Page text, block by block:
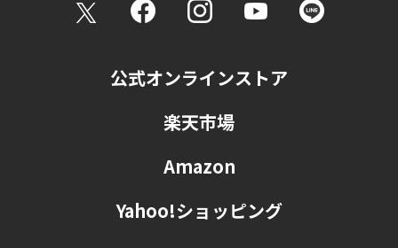
公式オンラインストア
楽天市場
Amazon
Yahoo!ショッピング